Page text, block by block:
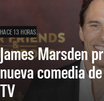
HACE 13 HORAS
James Marsden
nueva comedia
TV